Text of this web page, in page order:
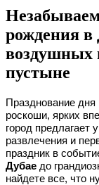
рождения в
воздушных
пустыне
Празднование
роскоши, ярких
город предлагает
развлечения и
праздник в
Дубае до
найдете все, что